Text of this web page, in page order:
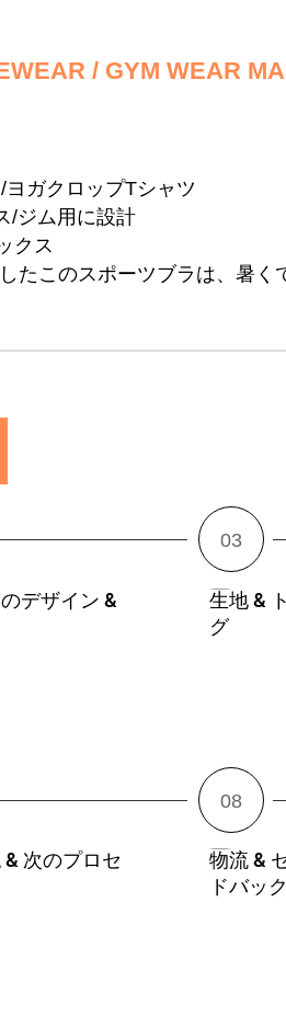
/ GYM WEAR
ガクロップTシャツ
/ジム用に設計
クス
たこのスポーツブラは、暑く
デザイン &
生地 &
グ
次のプロセ
物流 &
ドバック